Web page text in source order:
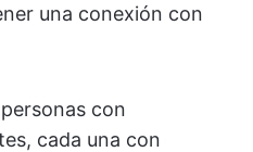
una conexión con
con
cada una con